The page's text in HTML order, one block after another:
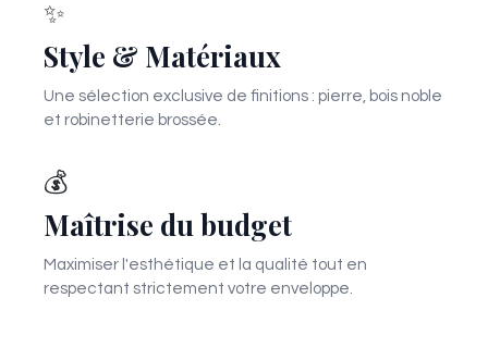
✨
Style & Matériaux
Une sélection exclusive de finitions : pierre, bois noble
et robinetterie brossée.
💰
Maîtrise du budget
Maximiser l'esthétique et la qualité tout en
respectant strictement votre enveloppe.